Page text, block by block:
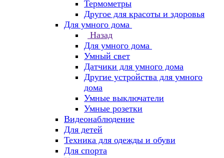
Термометры
Другое для красоты и здоровья
Для умного дома
Назад
Для умного дома
Умный свет
Датчики для умного дома
Другие устройства для умного
дома
Умные выключатели
Умные розетки
Видеонаблюдение
Для детей
Техника для одежды и обуви
Для спорта